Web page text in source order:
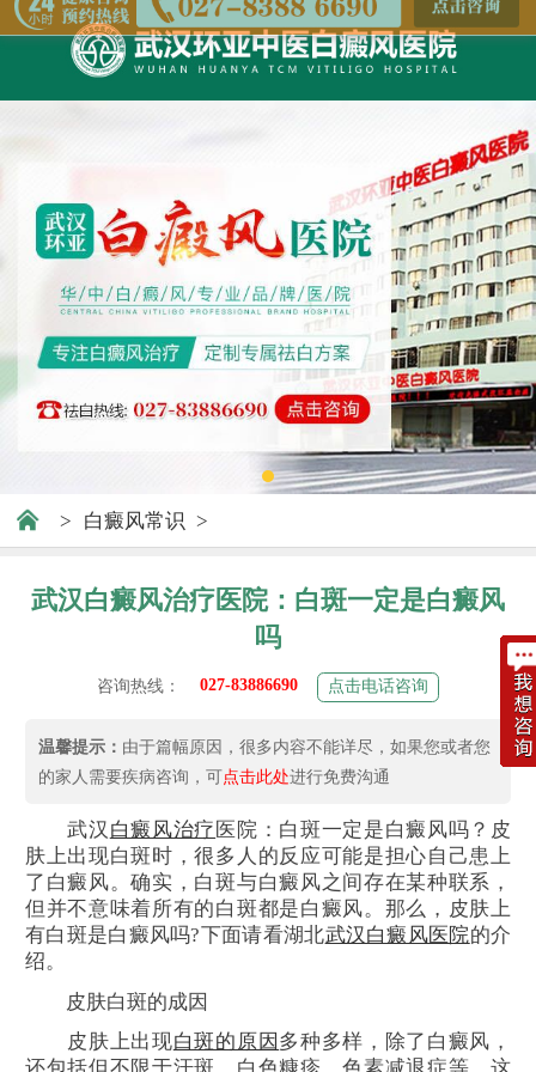
> 白癜风常识 >
武汉白癜风治疗医院：白斑一定是白癜风
吗
咨询热线： 027-83886690 点击电话咨询
温馨提示： 由于篇幅原因，很多内容不能详尽，如果您或者您
的家人需要疾病咨询，可点击此处进行免费沟通
武汉 白癜风治疗 医院：白斑一定是白癜风吗？皮
肤上出现白斑时，很多人的反应可能是担心自己患上
了白癜风。确实，白斑与白癜风之间存在某种联系，
但并不意味着所有的白斑都是白癜风。那么，皮肤上
有白斑是白癜风吗?下面请看湖北武汉白癜风医院的介
绍。
皮肤白斑的成因
皮肤上出现白斑的原因 多种多样，除了白癜风，